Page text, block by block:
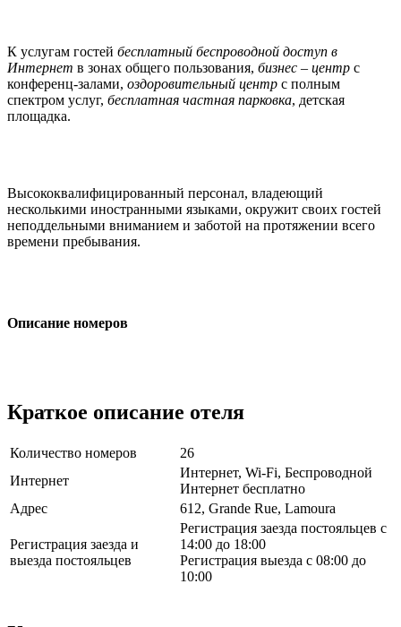
К услугам гостей бесплатный беспроводной доступ в
Интернет в зонах общего пользования, бизнес – центр с
конференц-залами, оздоровительный центр с полным
спектром услуг, бесплатная частная парковка, детская
площадка.
Высококвалифицированный персонал, владеющий
несколькими иностранными языками, окружит своих гостей
неподдельными вниманием и заботой на протяжении всего
времени пребывания.
Описание номеров
Краткое описание отеля
Количество номеров
26
Интернет
Интернет, Wi-Fi, Беспроводной
Интернет бесплатно
Адрес
612, Grande Rue, Lamoura
Регистрация заезда и
выезда постояльцев
Регистрация заезда постояльцев с
14:00 до 18:00
Регистрация выезда с 08:00 до
10:00